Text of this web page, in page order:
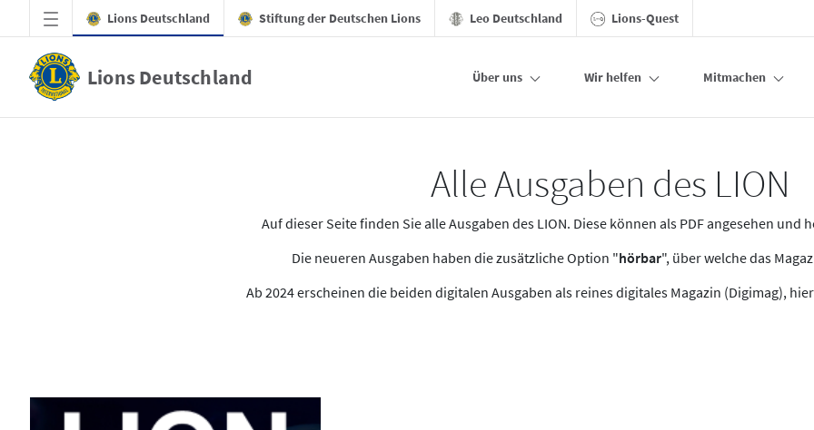
Zum Hauptinhalt springen
Lions Deutschland Stiftung der Deutschen Lions Leo Deutschland Lions-Quest
Lions Deutschland Über uns Wir helfen Mitmachen
Alle Ausgaben des LION
Auf dieser Seite finden Sie alle Ausgaben des LION. Diese können als PDF angesehen und
Die neueren Ausgaben haben die zusätzliche Option "hörbar", über welche das
Ab 2024 erscheinen die beiden digitalen Ausgaben als reines digitales Magazin (Digimag),